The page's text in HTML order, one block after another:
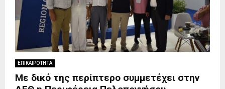
ΕΠΙΚΑΙΡΟΤΗΤΑ
Με δικό της περίπτερο συμμετέχει στην